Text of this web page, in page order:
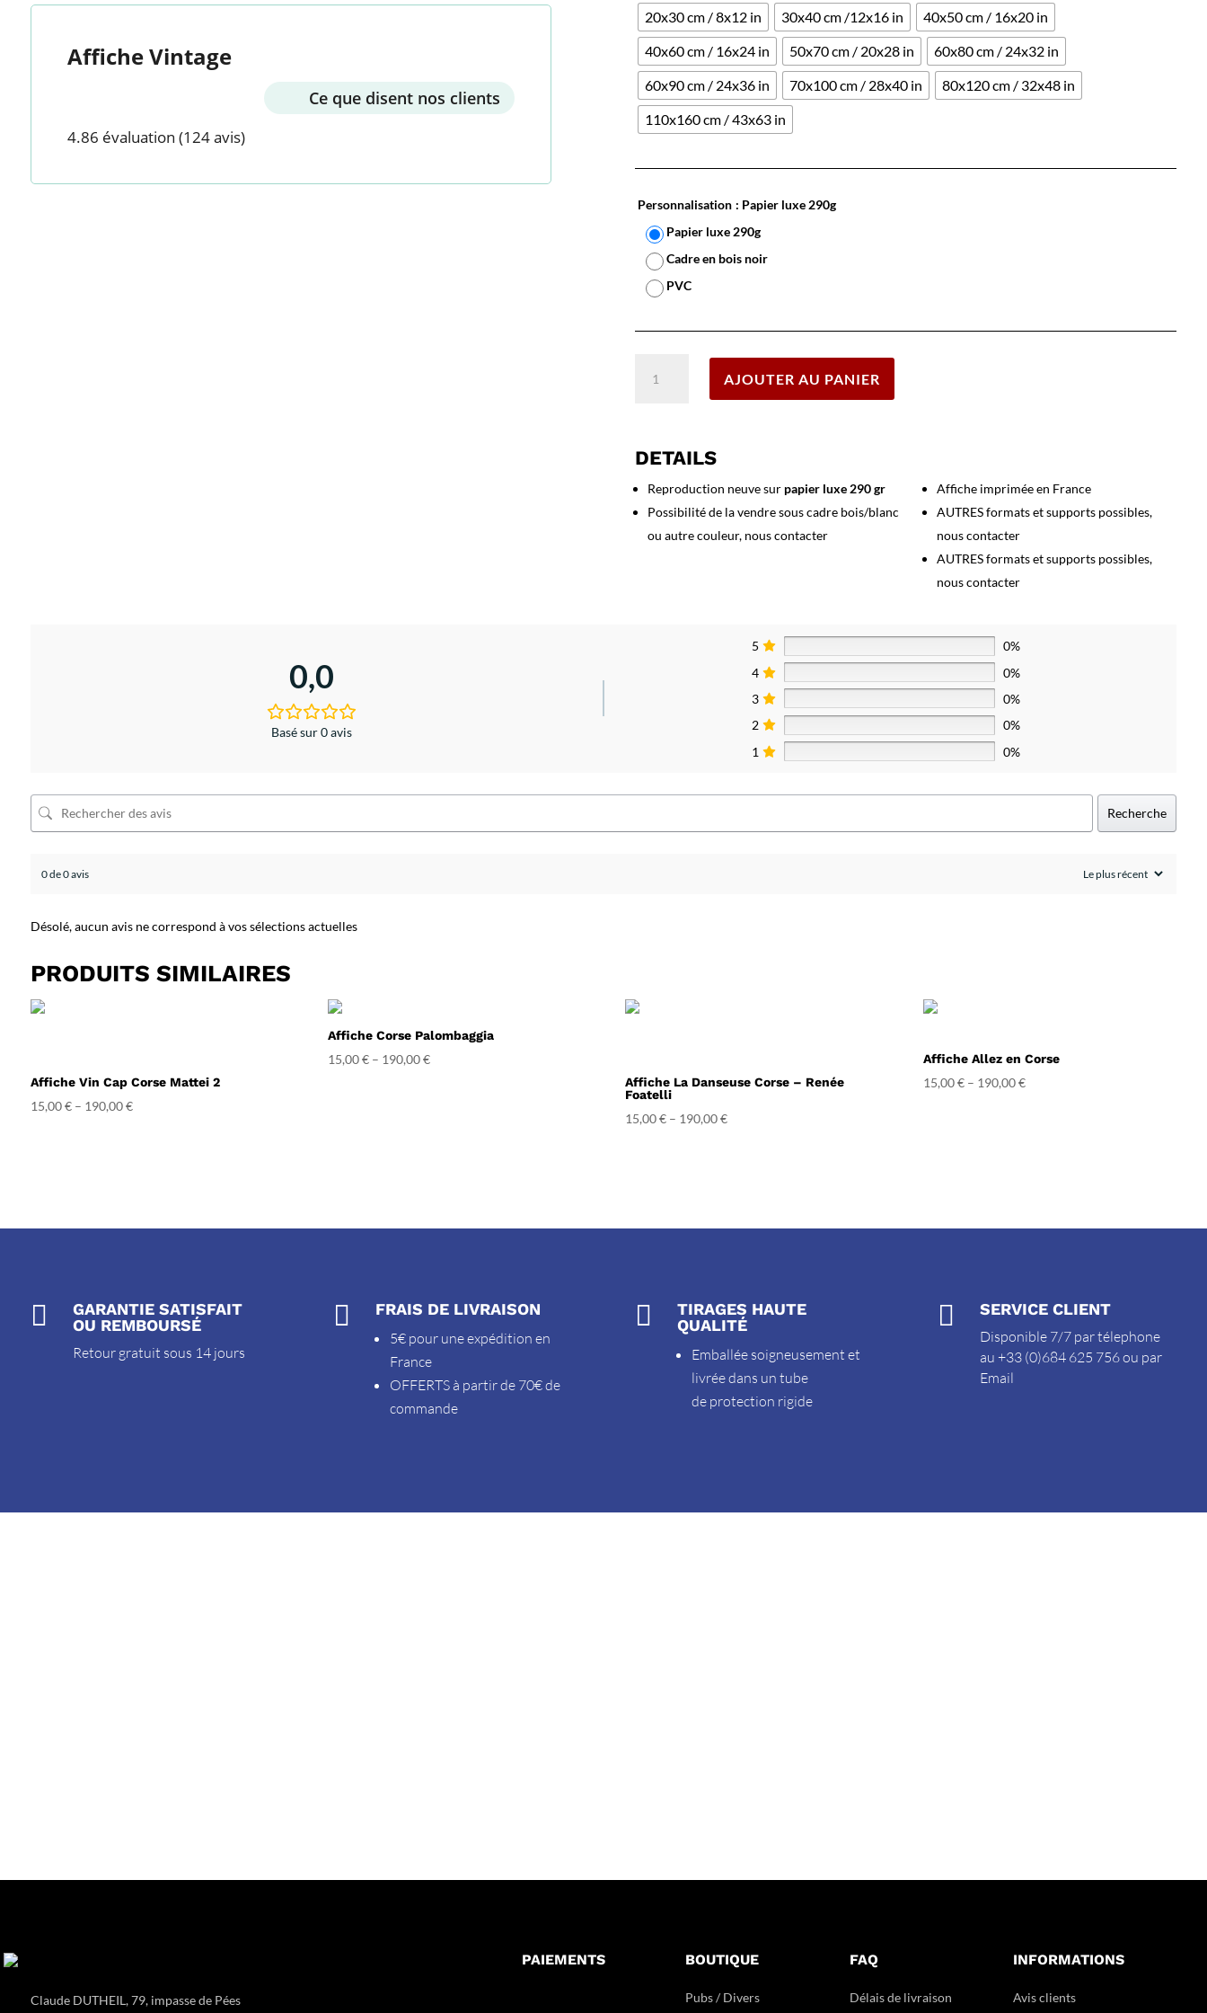
Affiche Vintage
Ce que disent nos clients
4.86 évaluation (124 avis)
20x30 cm / 8x12 in 30x40 cm /12x16 in
40x50 cm / 16x20 in
40x60 cm / 16x24 in
50x70 cm / 20x28 in
60x80 cm / 24x32 in
60x90 cm / 24x36 in
70x100 cm / 28x40 in
80x120 cm / 32x48 in
110x160 cm / 43x63 in
Personnalisation : Papier luxe 290g
Papier luxe 290g
Cadre en bois noir
PVC
AJOUTER AU PANIER
DETAILS
Reproduction neuve sur papier luxe 290 gr
Possibilité de la vendre sous cadre bois/blanc
ou autre couleur, nous contacter
Affiche imprimée en France
AUTRES formats et supports possibles,
nous contacter
AUTRES formats et supports possibles,
nous contacter
0,0
Basé sur 0 avis
5
0%
4
0%
3
0%
2
0%
1
0%
Recherche
0 de 0 avis
Désolé, aucun avis ne correspond à vos sélections actuelles
PRODUITS SIMILAIRES
Affiche Vin Cap Corse Mattei 2
15,00€– 190,00€
Affiche Corse Palombaggia
15,00€– 190,00€
Affiche La Danseuse Corse – Renée
Foatelli
15,00€ – 190,00€
Affiche Allez en Corse
15,00€– 190,00€

GARANTIE SATISFAIT
OU REMBOURSÉ
Retour gratuit sous 14 jours
 FRAIS DE LIVRAISON
5€ pour une expédition en
France
OFFERTS à partir de 70€ de
commande

TIRAGES HAUTE
QUALITÉ
Emballée soigneusement et
livrée dans un tube
de protection rigide
 SERVICE CLIENT
Disponible 7/7 par télephone
au +33 (0)684 625 756 ou par
Email
Claude DUTHEIL, 79, impasse de Pées
PAIEMENTS BOUTIQUE
Pubs / Divers
FAQ
Délais de livraison
INFORMATIONS
Avis clients